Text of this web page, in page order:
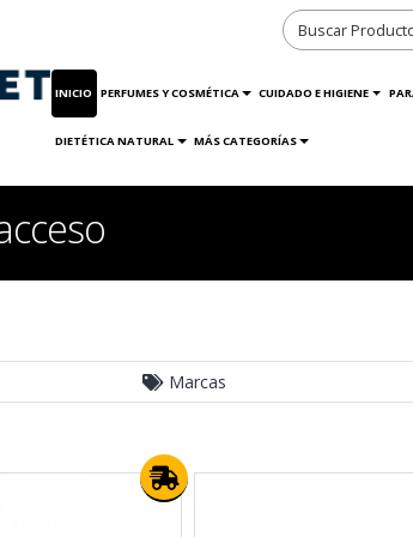
INICIO PERFUMES Y COSMÉTICA CUIDADO E HIGIENE
DIETÉTICA NATURAL MÁS CATEGORÍAS
Marcas